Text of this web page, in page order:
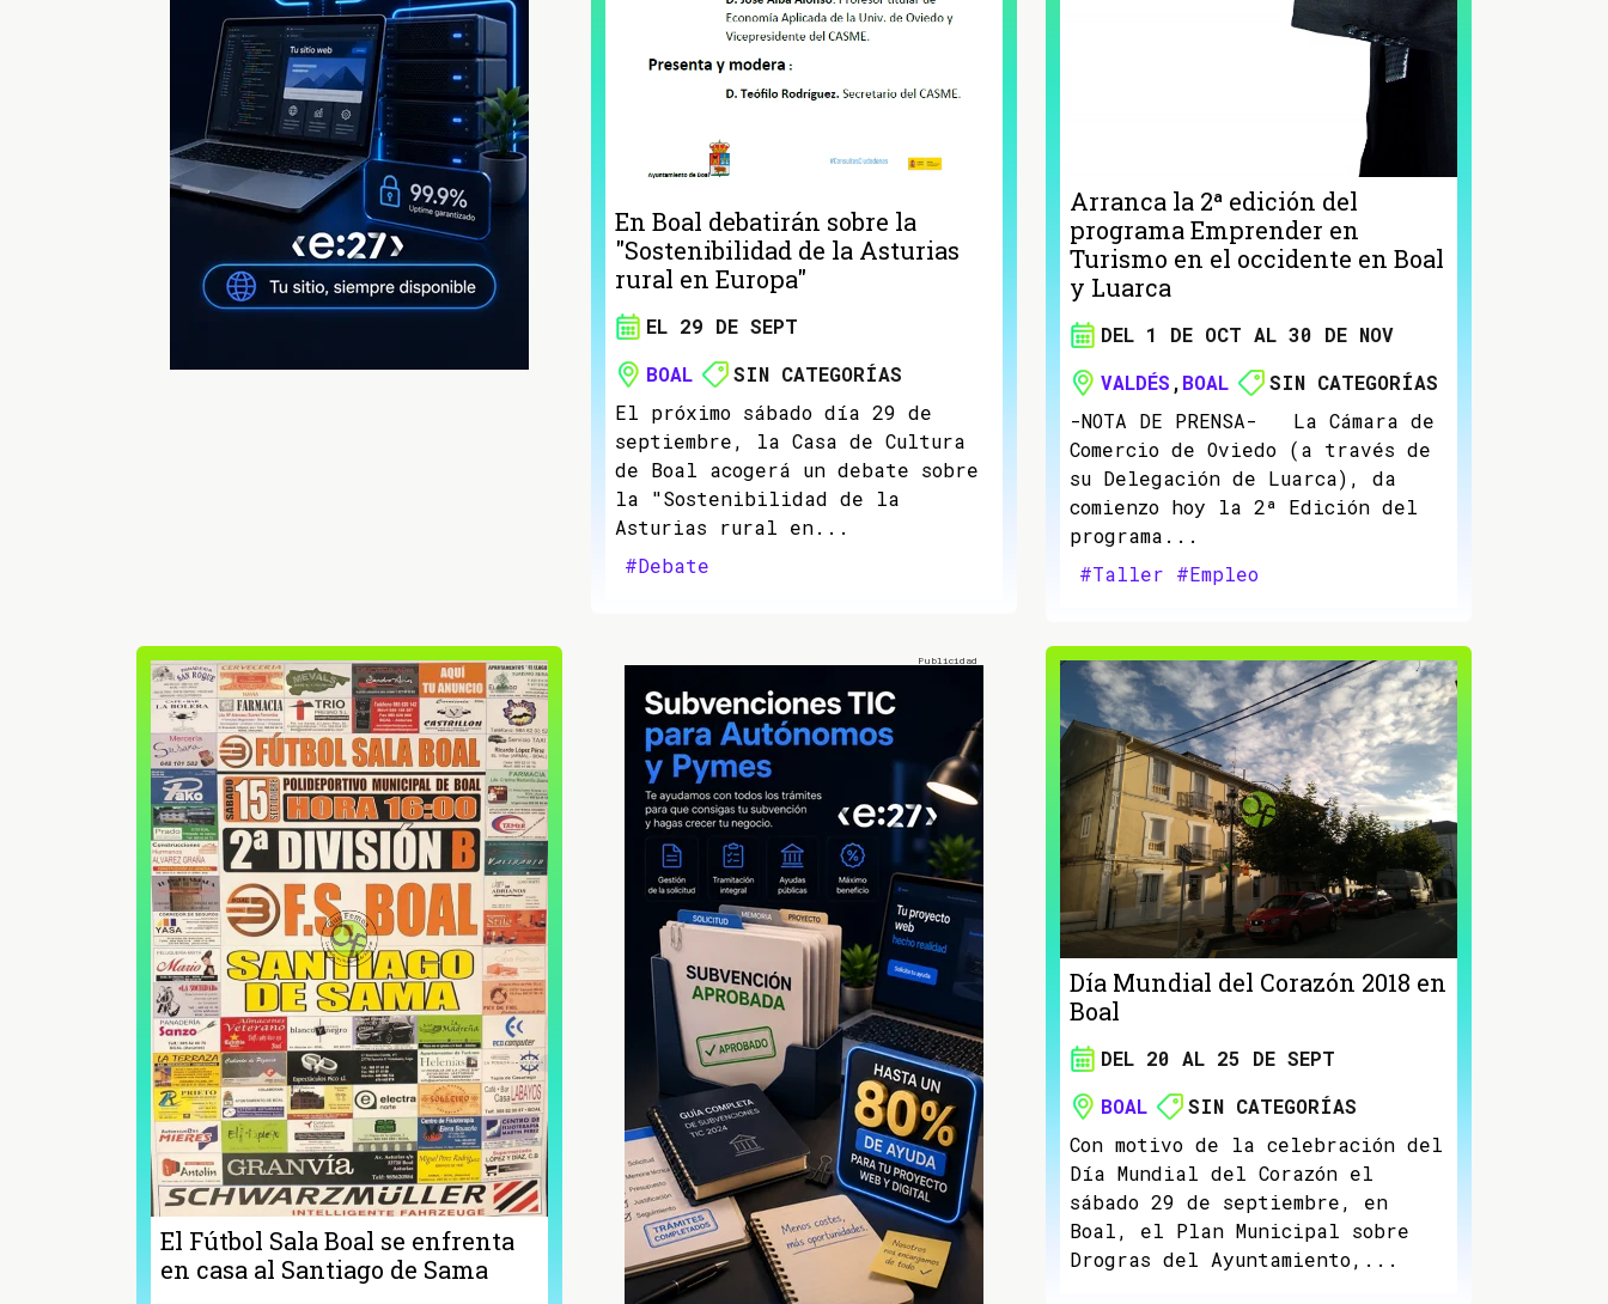
En Boal debatirán sobre la
"Sostenibilidad de la Asturias
rural en Europa"
EL 29 DE SEPT
BOAL
SIN CATEGORÍAS
El próximo sábado día 29 de
septiembre, la Casa de Cultura
de Boal acogerá un debate sobre
la "Sostenibilidad de la
Asturias rural en...
#Debate
Arranca la 2ª edición del
programa Emprender en
Turismo en el occidente en Boal
y Luarca
DEL 1 DE OCT AL 30 DE NOV
VALDÉS ,BOAL
SIN CATEGORÍAS
-NOTA DE PRENSA- La Cámara de
Comercio de Oviedo (a través de
su Delegación de Luarca), da
comienzo hoy la 2ª Edición del
programa...
#Taller #Empleo
El Fútbol Sala Boal se enfrenta
en casa al Santiago de Sama
Día Mundial del Corazón 2018 en
Boal
DEL 20 AL 25 DE SEPT
BOAL
SIN CATEGORÍAS
Con motivo de la celebración del
Día Mundial del Corazón el
sábado 29 de septiembre, en
Boal, el Plan Municipal sobre
Drogras del Ayuntamiento,...